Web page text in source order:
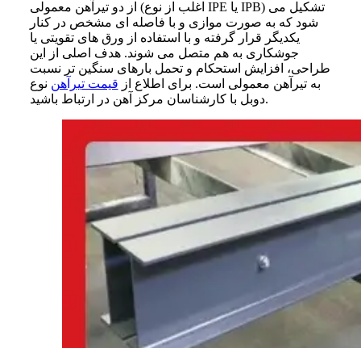
از دو تیرآهن معمولی (اغلب از نوع IPE یا IPB) تشکیل می
‌شود که به‌ صورت موازی و با فاصله‌ ای مشخص در کنار
یکدیگر قرار گرفته و با استفاده از ورق های تقویتی یا
جوشکاری به هم متصل می‌ شوند. هدف اصلی از این
طراحی، افزایش استحکام و تحمل بارهای سنگین ‌تر نسبت
به تیرآهن معمولی است. برای اطلاع از قیمت تیرآهن نوع
دوبل با کارشناسان مرکز آهن در ارتباط باشید.